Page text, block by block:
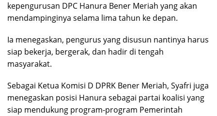
kepengurusan DPC Hanura Bener Meriah yang akan
mendampinginya selama lima tahun ke depan.
Ia menegaskan, pengurus yang disusun nantinya harus
siap bekerja, bergerak, dan hadir di tengah
masyarakat.
Sebagai Ketua Komisi D DPRK Bener Meriah, Syafri juga
menegaskan posisi Hanura sebagai partai koalisi yang
siap mendukung program-program Pemerintah